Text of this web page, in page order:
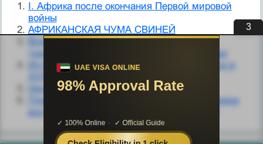
I. Африка после окончания Первой мировой
войны
АФРИКАНСКАЯ ЧУМА СВИНЕЙ
Влияние основных правовых семей на
традиционное африканское обычное право
История восточноафриканского побережья в
Начало пути - Африка
Племенной союз ньямвези и другие племена
восточной части Африканского материка
3